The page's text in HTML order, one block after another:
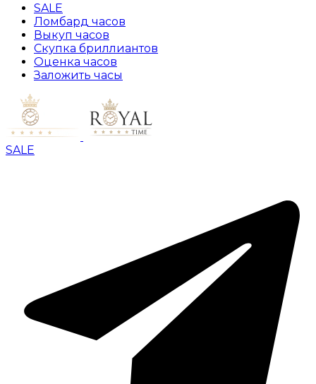
SALE
Ломбард часов
Выкуп часов
Скупка бриллиантов
Оценка часов
Заложить часы
SALE